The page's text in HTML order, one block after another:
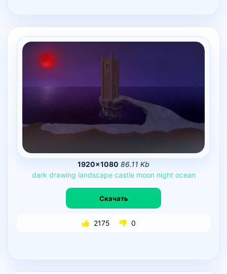
1920×1080 86.11 Kb
dark drawing landscape castle moon night ocean
Скачать
2175 0